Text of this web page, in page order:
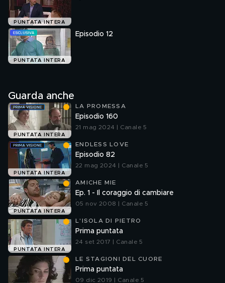
PUNTATA INTERA
PUNTATA INTERA
Episodio 12
Guarda anche
PUNTATA INTERA
LA PROMESSA
Episodio 160
21 mag 2024 | Canale 5
PUNTATA INTERA
ENDLESS LOVE
Episodio 82
22 mag 2024 | Canale 5
PUNTATA INTERA
AMICHE MIE
Ep. 1 - Il coraggio di cambiare
05 nov 2008 | Canale 5
PUNTATA INTERA
L'ISOLA DI PIETRO
Prima puntata
24 set 2017 | Canale 5
LE STAGIONI DEL CUORE
Prima puntata
09 dic 2019 | Canale 5